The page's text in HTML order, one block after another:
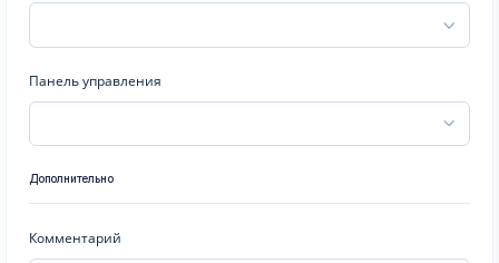
Панель управления
Дополнительно
Комментарий